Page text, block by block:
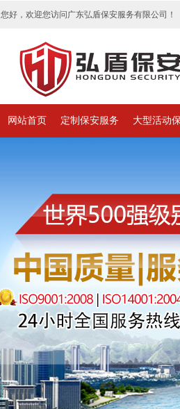
您好，欢迎您访问广东弘盾保安服务有限公司！
网站首页 定制保安服务 大型活动